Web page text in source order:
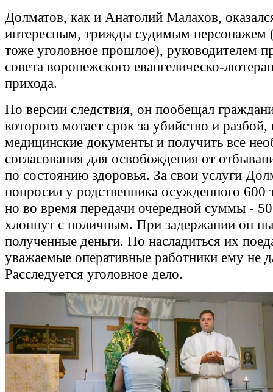
Долматов, как и Анатолий Малахов,
интересным, трижды судимым персонажем
тоже уголовное прошлое), руководителем
совета воронежского евангелическо-
прихода.
По версии следствия, он пообещал
которого мотает срок за убийство и разбой,
медицинские документы и получить все
согласования для освобождения от
по состоянию здоровья. За свои услуги
попросил у родственника осужденного 600
но во время передачи очередной суммы -
хлопнут с поличным. При задержании он
полученные деньги. Но насладиться их
уважаемые оперативные работники ему не
Расследуется уголовное дело.